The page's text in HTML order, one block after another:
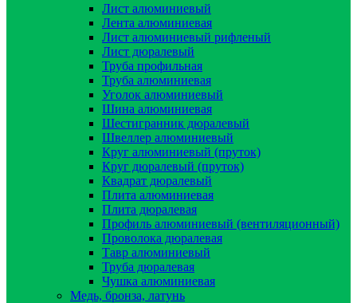
Лист алюминиевый
Лента алюминиевая
Лист алюминиевый рифленый
Лист дюралевый
Труба профильная
Труба алюминиевая
Уголок алюминиевый
Шина алюминиевая
Шестигранник дюралевый
Швеллер алюминиевый
Круг алюминиевый (пруток)
Круг дюралевый (пруток)
Квадрат дюралевый
Плита алюминиевая
Плита дюралевая
Профиль алюминиевый (вентиляционный)
Проволока дюралевая
Тавр алюминиевый
Труба дюралевая
Чушка алюминиевая
Медь, бронза, латунь